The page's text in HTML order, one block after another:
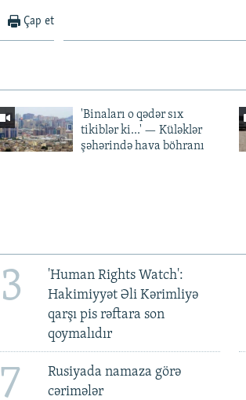
Çap et
'Binaları o qədər sıx
tikiblər ki...' — Küləklər
şəhərində hava böhranı
3
'Human Rights Watch':
Hakimiyyət Əli Kərimliyə
qarşı pis rəftara son
qoymalıdır
7
Rusiyada namaza görə
cərimələr